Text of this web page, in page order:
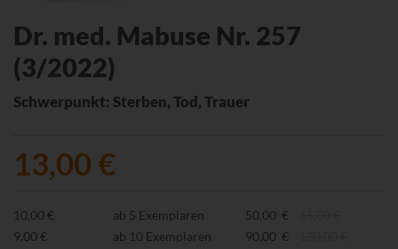
Dr. med. Mabuse Nr. 257
(3/2022)
Schwerpunkt: Sterben, Tod, Trauer
13,00 €
10,00 € ab 5 Exemplaren 50,00 €
9,00 €
ab 10 Exemplaren 90,00 €